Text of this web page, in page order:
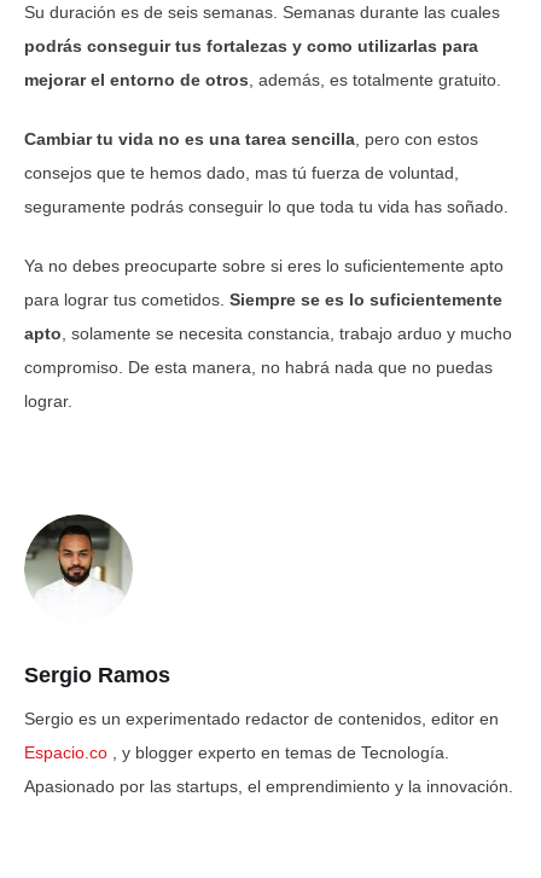
Su duración es de seis semanas. Semanas durante las cuales
podrás conseguir tus fortalezas y como utilizarlas para
mejorar el entorno de otros , además, es totalmente gratuito.
Cambiar tu vida no es una tarea sencilla , pero con estos
consejos que te hemos dado, mas tú fuerza de voluntad,
seguramente podrás conseguir lo que toda tu vida has soñado.
Ya no debes preocuparte sobre si eres lo suficientemente apto
para lograr tus cometidos. Siempre se es lo suficientemente
apto , solamente se necesita constancia, trabajo arduo y mucho
compromiso. De esta manera, no habrá nada que no puedas
lograr.
Sergio Ramos
Sergio es un experimentado redactor de contenidos, editor en
Espacio.co
, y blogger experto en temas de Tecnología.
Apasionado por las startups, el emprendimiento y la innovación.